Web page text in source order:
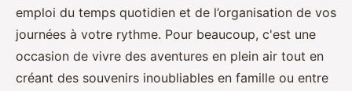
emploi du temps quotidien et de l’organisation de vos
journées à votre rythme. Pour beaucoup, c'est une
occasion de vivre des aventures en plein air tout en
créant des souvenirs inoubliables en famille ou entre